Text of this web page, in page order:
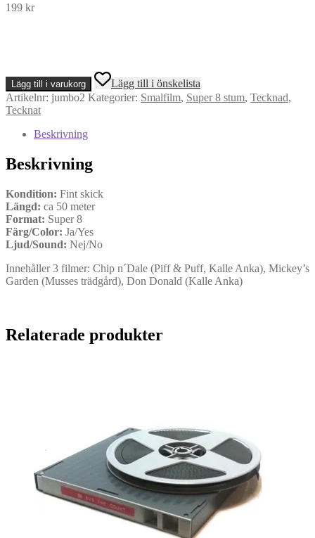
199 kr
Jumbo
Cartoon
Parade
2
Lägg till i varukorg
Lägg till i önskelista
Artikelnr: jumbo2 Kategorier: Smalfilm, Super 8 stum, Tecknad,
Tecknat
Beskrivning
Beskrivning
Kondition: Fint skick
Längd: ca 50 meter
Format: Super 8
Färg/Color: Ja/Yes
Ljud/Sound: Nej/No
Innehåller 3 filmer: Chip n´Dale (Piff & Puff, Kalle Anka), Mickey’s
Garden (Musses trädgård), Don Donald (Kalle Anka)
Relaterade produkter